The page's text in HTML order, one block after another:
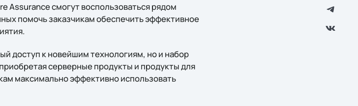
Assurance смогут воспользоваться рядом
помочь заказчикам обеспечить эффективное
доступ к новейшим технологиям, но и набор
серверные продукты и продукты для
максимально эффективно использовать